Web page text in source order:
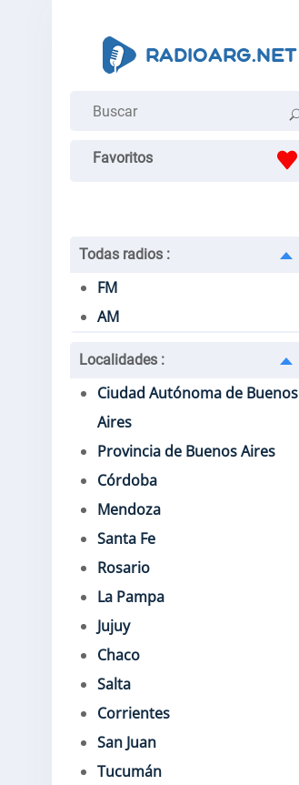
Favoritos
Todas radios :
FM
AM
Localidades :
Ciudad Autónoma de Buenos
Aires
Provincia de Buenos Aires
Córdoba
Mendoza
Santa Fe
Rosario
La Pampa
Jujuy
Chaco
Salta
Corrientes
San Juan
Tucumán